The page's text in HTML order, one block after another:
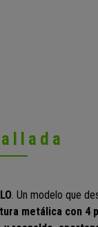
. Un modelo que
metálica con 4